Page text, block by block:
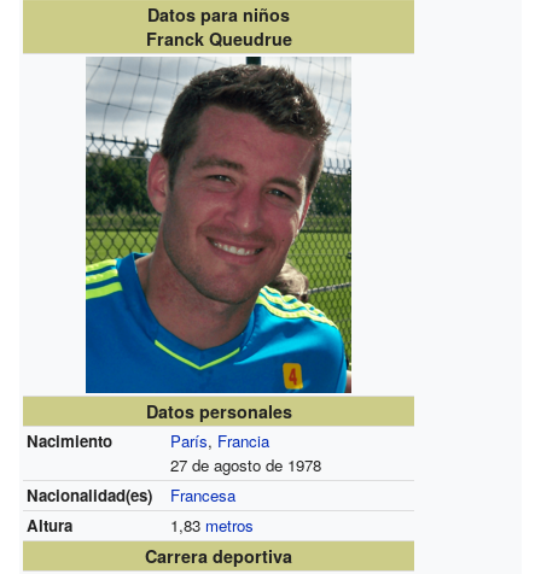
Datos para niños
Franck Queudrue
Datos personales
Nacimiento París, Francia
27 de agosto de 1978
Nacionalidad(es)
Francesa
Altura
1,83 metros
Carrera deportiva